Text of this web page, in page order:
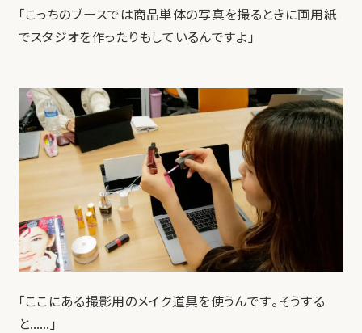
「こっちのブースでは商品単体の写真を撮るときに画用紙
でスタジオを作ったりもしているんですよ」
「ここにある撮影用のメイク道具を使うんです。そうする
と……」